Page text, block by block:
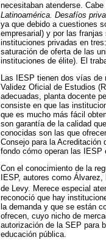
necesitaban atenderse.
Latinoamérica. Desafíos
ya que debido a cuestiones
empresarial) y por las
instituciones privadas en
saturación de oferta de las
instituciones de élite). El
Las IESP tienen dos vías
Validez Oficial de Estudios
adecuadas, planta docente
consiste en que las
que es mucho más fácil
son garantía de la calidad
conocidas son las que
Consejo para la Acreditación
fondo cómo operan las IESP
Con el conocimiento de la
IESP, autores como
de Levy. Merece especial
reconoció que hay
la demanda y que se están
ofrecen, cuyo nicho de
autorización de la SEP para
educación pública.